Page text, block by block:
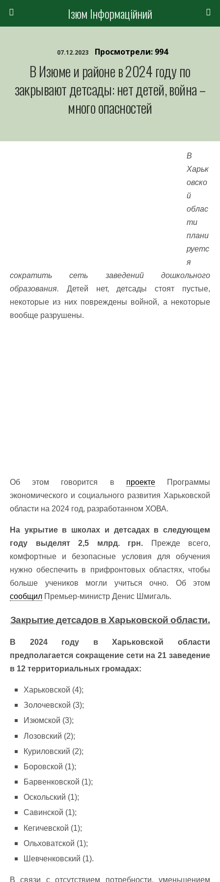
Ізюм Інформаційний
07.12.2023 Просмотрели: 994
В Изюме и районе в 2024 году по
закрывают детсады: нет детей, война –
много опасностей
В
Харьк
овско
й
облас
ти
плани
руетс
я
сократить сеть заведений дошкольного
образования. Детей нет, детсады стоят пустые,
некоторые из них повреждены войной, а некоторые
вообще разрушены.
Об этом говорится в проектеПрограммы
экономического и социального развития Харьковской
области на 2024 год, разработанном ХОВА.
На укрытие в школах и детсадах в следующем
году выделят 2,5 млрд. грн. Прежде всего,
комфортные и безопасные условия для обучения
нужно обеспечить в прифронтовых областях, чтобы
больше учеников могли учиться очно. Об этом
сообщил Премьер-министр Денис Шмигаль.
Закрытие детсадов в Харьковской области.
В 2024 году в Харьковской области
предполагается сокращение сети на 21 заведение
в 12 территориальных громадах:
Харьковской (4);
Золочевской (3);
Изюмской (3);
Лозовский (2);
Куриловский (2);
Боровской (1);
Барвенковской (1);
Оскольский (1);
Савинской (1);
Кегичевской (1);
Ольховатской (1);
Шевченковский (1).
В связи с отсутствием потребности, уменьшением